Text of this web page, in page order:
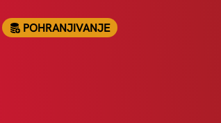
POHRANJIVANJE